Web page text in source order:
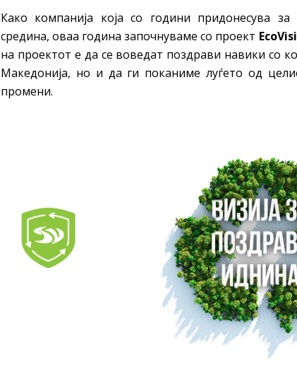
Како компанија која со години придонесува
средина, оваа година започнуваме со проект
на проектот е да се воведат поздрави навики со
Македонија, но и да ги поканиме луѓето од
промени.